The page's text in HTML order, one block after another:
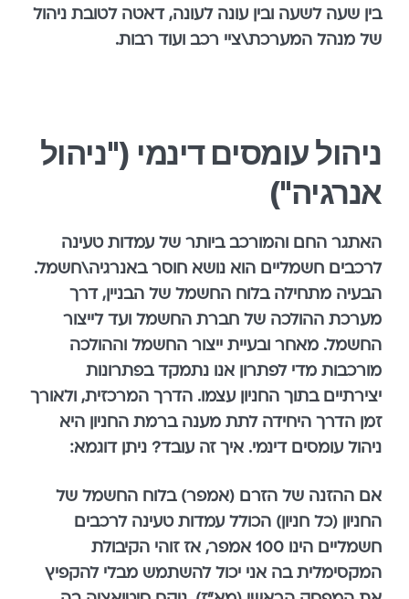
בין שעה לשעה ובין עונה לעונה, דאטה לטובת ניהול
של מנהל המערכת\ציי רכב ועוד רבות.
ניהול עומסים דינמי ("ניהול
אנרגיה")
האתגר החם והמורכב ביותר של עמדות טעינה
לרכבים חשמליים הוא נושא חוסר באנרגיה\חשמל.
הבעיה מתחילה בלוח החשמל של הבניין, דרך
מערכת ההולכה של חברת החשמל ועד לייצור
החשמל. מאחר ובעיית ייצור החשמל וההולכה
מורכבות מדי לפתרון אנו נתמקד בפתרונות
יצירתיים בתוך החניון עצמו. הדרך המרכזית, ולאורך
זמן הדרך היחידה לתת מענה ברמת החניון היא
ניהול עומסים דינמי. איך זה עובד? ניתן דוגמא:
אם ההזנה של הזרם (אמפר) בלוח החשמל של
החניון (כל חניון) הכולל עמדות טעינה לרכבים
חשמליים הינו 100 אמפר, אז זוהי הקיבולת
המקסימלית בה אני יכול להשתמש מבלי להקפיץ